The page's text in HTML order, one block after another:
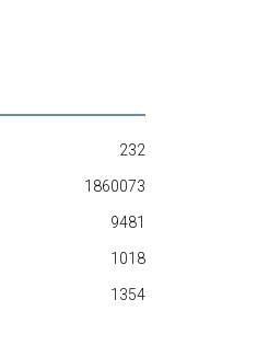
232
1860073
9481
1018
1354